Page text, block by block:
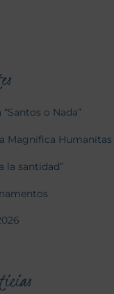
o Nada”
Magnifica Humanitas
la santidad”